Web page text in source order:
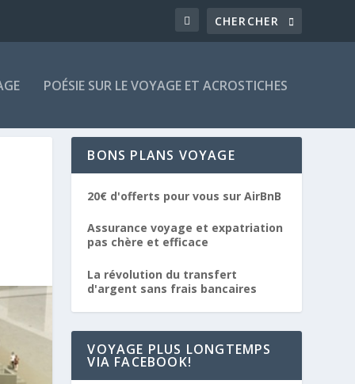
POÉSIE SUR LE VOYAGE ET ACROSTICHES
BONS PLANS VOYAGE
20€ d'offerts pour vous sur AirBnB
Assurance voyage et expatriation
pas chère et efficace
La révolution du transfert
d'argent sans frais bancaires
VOYAGE PLUS LONGTEMPS
VIA FACEBOOK!